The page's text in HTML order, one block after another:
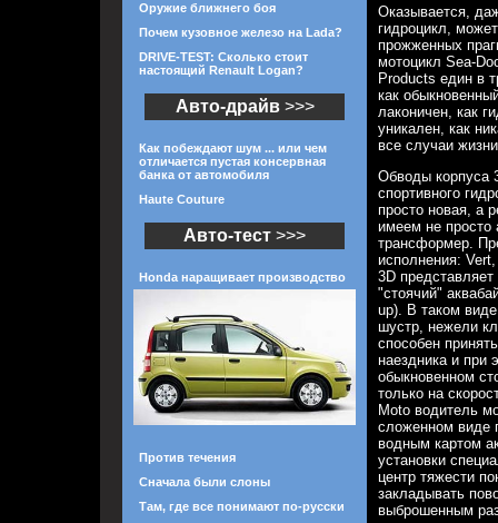
Оружие ближнего боя
Почем кузовное железо на Lada?
DRIVE-TEST: Сколько стоит
настоящий Renault Logan?
Авто-драйв >>>
Как побеждают шум ... или чем
отличается пустая консервная
банка от автомобиля
Haute Couture
Авто-тест >>>
Honda наращивает производство
Против течения
Сначала были слоны
Там, где все понимают по-русски
Оказывается,
гидроцикл,
прожженных
мотоцикл Sea-
Products един в
как
лаконичен, как
уникален, как
все случаи
Обводы корпуса
спортивного
просто новая, а
имеем не просто
трансформер.
исполнения:
3D
"стоячий"
up). В таком
шустр, нежели
способен
наездника и при
обыкновенном
только на
Moto водитель
сложенном виде
водным картом
установки
центр тяжести
закладывать
выброшенным